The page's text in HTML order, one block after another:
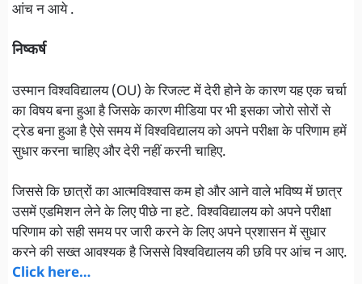
आंच न आये .
निष्कर्ष
उस्मान विश्वविद्यालय (OU) के रिजल्ट में देरी होने के कारण यह एक चर्चा
का विषय बना हुआ है जिसके कारण मीडिया पर भी इसका जोरो सोरों से
ट्रेड बना हुआ है ऐसे समय में विश्वविद्यालय को अपने परीक्षा के परिणाम हमें
सुधार करना चाहिए और देरी नहीं करनी चाहिए.
जिससे कि छात्रों का आत्मविश्वास कम हो और आने वाले भविष्य में छात्र
उसमें एडमिशन लेने के लिए पीछे ना हटे. विश्वविद्यालय को अपने परीक्षा
परिणाम को सही समय पर जारी करने के लिए अपने प्रशासन में सुधार
करने की सख्त आवश्यक है जिससे विश्वविद्यालय की छवि पर आंच न आए.
Click here…